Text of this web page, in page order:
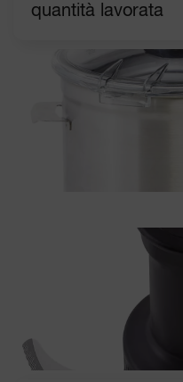
quantità lavorata